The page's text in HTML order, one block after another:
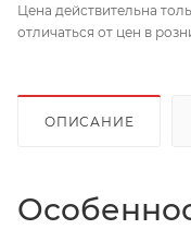
Цена действительна
отличаться от цен в
ОПИСАНИЕ